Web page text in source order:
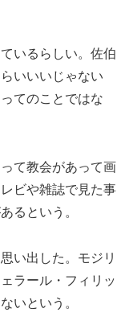
いるらしい。佐伯
いいいじゃない
てのことではな
て教会があって画
ビや雑誌で見た事
るという。
い出した。モジリ
ラール・フィリッ
いという。